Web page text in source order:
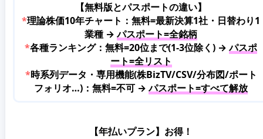
【無料版とパスポートの違い】
*理論株価10年チャート：無料=最新決算1社・日替わり1
業種 →パスポート=全銘柄
*各種ランキング：無料=20位まで(1-3位除く) →パスポ
ート=全リスト
*時系列データ・専用機能(株BizTV/CSV/分布図/ポート
フォリオ…)：無料=不可 →パスポート=すべて解放
【年払いプラン】お得！